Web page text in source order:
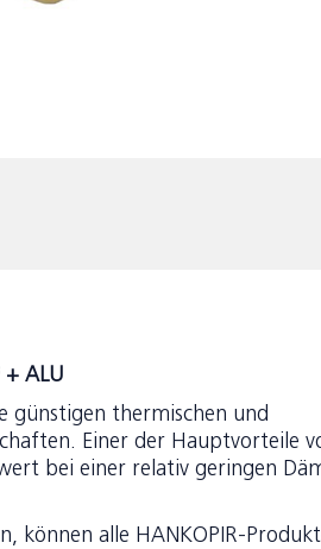
+ ALU
günstigen thermischen und
Einer der Hauptvorteile
bei einer relativ geringen
können alle HANKOPIR-